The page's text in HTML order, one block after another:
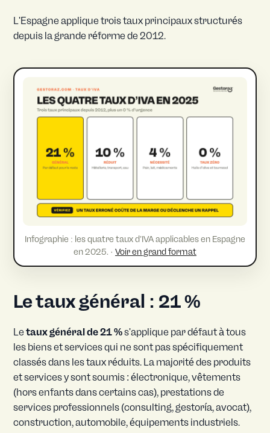
L'Espagne applique trois taux principaux structurés
depuis la grande réforme de 2012.
Infographie : les quatre taux d’IVA applicables en Espagne
en 2025. · Voir en grand format
Le taux général : 21 %
Letaux général de 21 %s'applique par défaut à tous
les biens et services qui ne sont pas spécifiquement
classés dans les taux réduits. La majorité des produits
et services y sont soumis : électronique, vêtements
(hors enfants dans certains cas), prestations de
services professionnels (consulting, gestoría, avocat),
construction, automobile, équipements industriels.